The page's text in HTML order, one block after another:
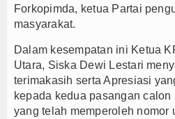
Forkopimda, ketua Partai
masyarakat.
Dalam kesempatan ini Ketua
Utara, Siska Dewi Lestari
terimakasih serta Apresiasi
kepada kedua pasangan
yang telah memperoleh nomor